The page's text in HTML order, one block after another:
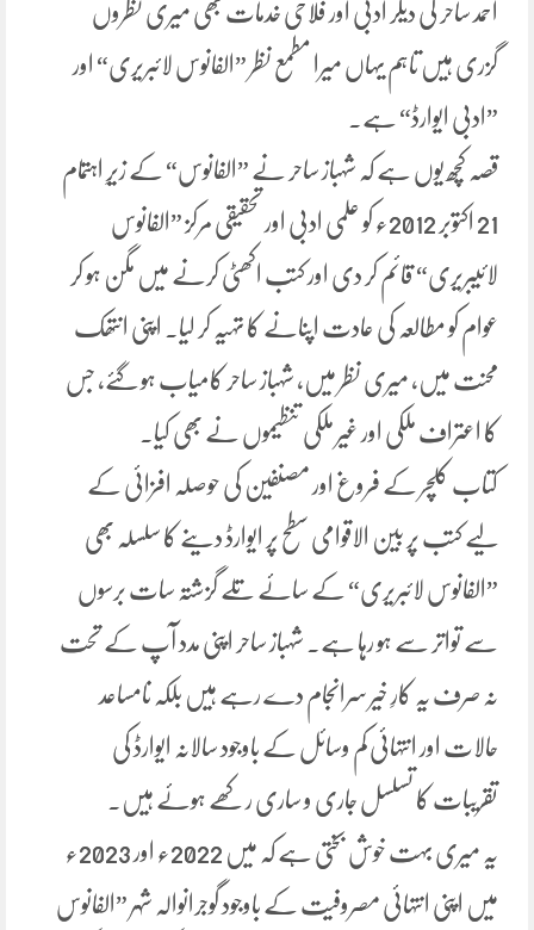
احمد ساحر کی دیگر ادبی اور فلاحی خدمات بھی میری نظروں
گزری ہیں تاہم یہاں میرا مطمع نظر ”الفانوس لائبریری“ اور
”ادبی ایوارڈ“ ہے۔
قصہ کچھ یوں ہے کہ شہباز ساحر نے ”الفانوس“ کے زیرِ اہتمام
21 اکتوبر 2012ء کو علمی ادبی اور تحقیقی مرکز ”الفانوس
لائیبریری“ قائم کر دی اور کتب اکھٹی کرنے میں مگن ہو کر
عوام کو مطالعہ کی عادت اپنانے کا تہیہ کر لیا۔ اپنی انتھک
محنت میں، میری نظر میں، شہباز ساحر کامیاب ہو گئے، جس
کا اعتراف ملکی اور غیر ملکی تنظیموں نے بھی کیا۔
کتاب کلچر کے فروغ اور مصنفین کی حوصلہ افزائی کے
لیے کتب پر بین الاقوامی سطح پر ایوارڈ دینے کا سلسلہ بھی
”الفانوس لائبریری“ کے سائے تلے گزشتہ سات برسوں
سے تواتر سے ہو رہا ہے. شہباز ساحر اپنی مدد آپ کے تحت
نہ صرف یہ کارِ خیر سرانجام دے رہے ہیں بلکہ نامساعد
حالات اور انتہائی کم وسائل کے باوجود سالانہ ایوارڈ کی
تقریبات کا تسلسل جاری و ساری رکھے ہوئے ہیں۔
یہ میری بہت خوش بختی ہے کہ میں 2022ء اور 2023ء
میں اپنی انتہائی مصروفیت کے باوجود گوجرانوالہ شہر ”الفانوس